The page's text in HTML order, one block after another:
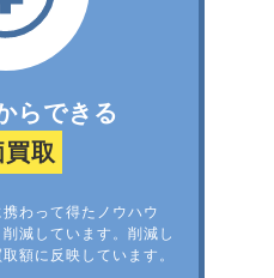
らできる
取
わって得たノウハウ
減しています。削減し
額に反映しています。